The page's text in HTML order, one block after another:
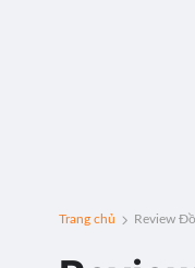
Trang chủ Review